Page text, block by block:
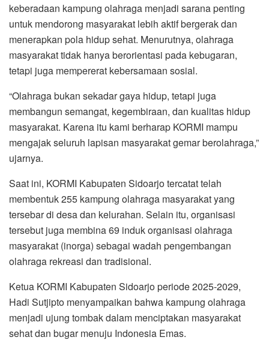
keberadaan kampung olahraga menjadi sarana penting
untuk mendorong masyarakat lebih aktif bergerak dan
menerapkan pola hidup sehat. Menurutnya, olahraga
masyarakat tidak hanya berorientasi pada kebugaran,
tetapi juga mempererat kebersamaan sosial.
“Olahraga bukan sekadar gaya hidup, tetapi juga
membangun semangat, kegembiraan, dan kualitas hidup
masyarakat. Karena itu kami berharap KORMI mampu
mengajak seluruh lapisan masyarakat gemar berolahraga,”
ujarnya.
Saat ini, KORMI Kabupaten Sidoarjo tercatat telah
membentuk 255 kampung olahraga masyarakat yang
tersebar di desa dan kelurahan. Selain itu, organisasi
tersebut juga membina 69 induk organisasi olahraga
masyarakat (inorga) sebagai wadah pengembangan
olahraga rekreasi dan tradisional.
Ketua KORMI Kabupaten Sidoarjo periode 2025-2029,
Hadi Sutjipto menyampaikan bahwa kampung olahraga
menjadi ujung tombak dalam menciptakan masyarakat
sehat dan bugar menuju Indonesia Emas.